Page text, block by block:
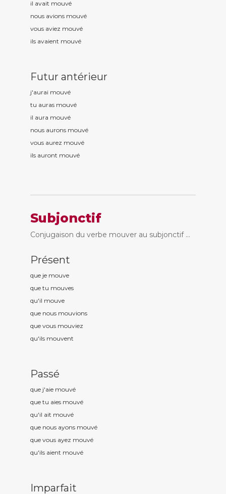
il avait mouvé
nous avions mouvé
vous aviez mouvé
ils avaient mouvé
Futur antérieur
j'aurai mouvé
tu auras mouvé
il aura mouvé
nous aurons mouvé
vous aurez mouvé
ils auront mouvé
Subjonctif
Conjugaison du verbe mouver au subjonctif ...
Présent
que je mouve
que tu mouves
qu'il mouve
que nous mouvions
que vous mouviez
qu'ils mouvent
Passé
que j'aie mouvé
que tu aies mouvé
qu'il ait mouvé
que nous ayons mouvé
que vous ayez mouvé
qu'ils aient mouvé
Imparfait